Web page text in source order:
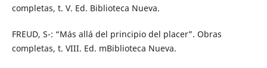
completas, t. V. Ed. Biblioteca Nueva.
FREUD, S-: “Más allá del principio del placer”. Obras
completas, t. VIII. Ed. mBiblioteca Nueva.